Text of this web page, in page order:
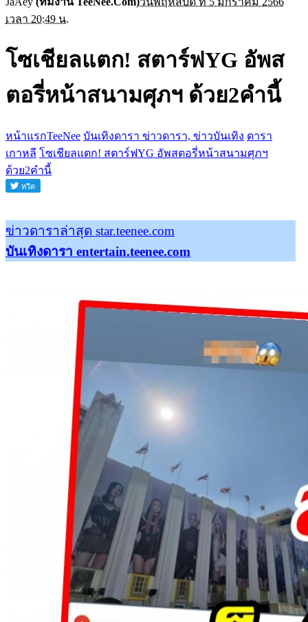
เวลา 20:49 น.
โซเชียลแตก! สตาร์ฟYG อัพส
ตอรี่หน้าสนามศุภฯ ด้วย2คำนี้
หน้าแรกTeeNee บันเทิงดารา ข่าวดารา, ข่าวบันเทิง ดารา
เกาหลี โซเชียลแตก! สตาร์ฟYG อัพสตอรี่หน้าสนามศุภฯ
ด้วย2คำนี้
ข่าวดาราล่าสุด star.teenee.com
บันเทิงดารา entertain.teenee.com